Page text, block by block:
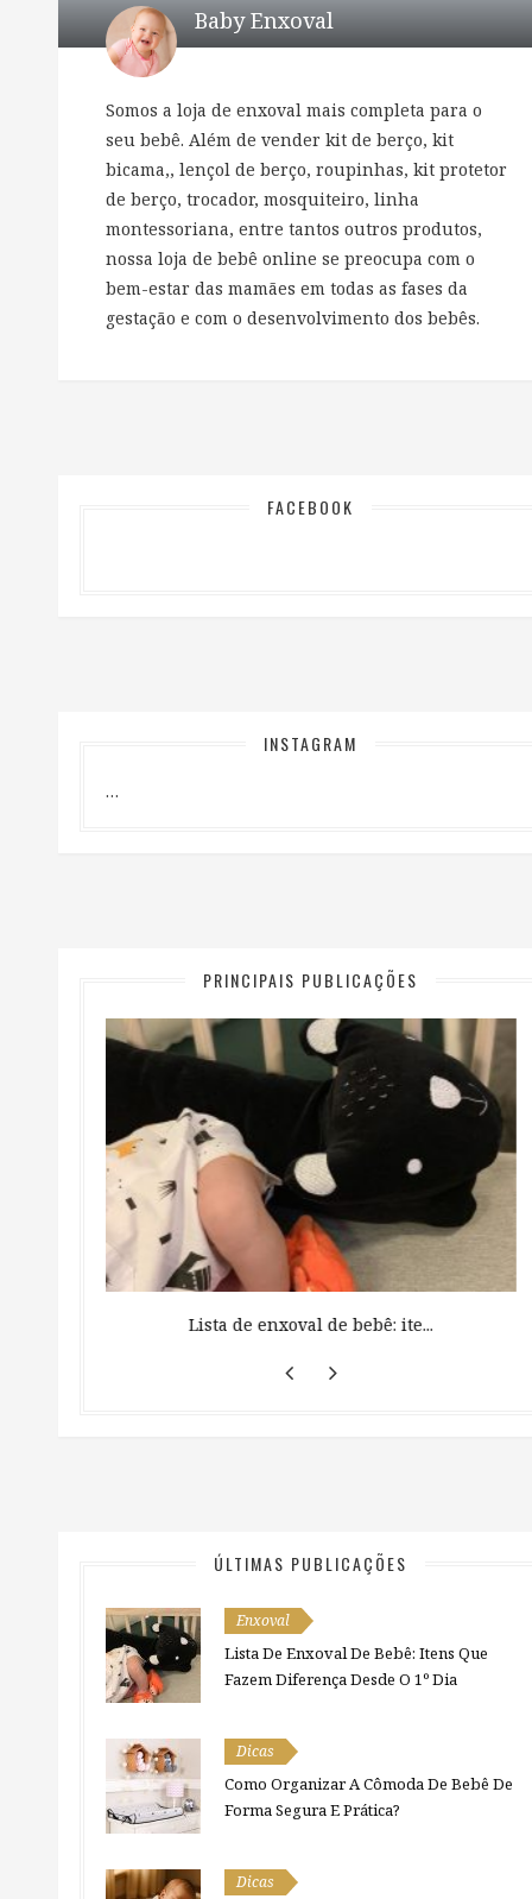
Baby Enxoval
Somos a loja de enxoval mais completa para o
seu bebê. Além de vender kit de berço, kit
bicama,, lençol de berço, roupinhas, kit protetor
de berço, trocador, mosquiteiro, linha
montessoriana, entre tantos outros produtos,
nossa loja de bebê online se preocupa com o
bem-estar das mamães em todas as fases da
gestação e com o desenvolvimento dos bebês.
FACEBOOK
INSTAGRAM
…
PRINCIPAIS PUBLICAÇÕES
Lista de enxoval de bebê: ite...
ÚLTIMAS PUBLICAÇÕES
Enxoval
Lista De Enxoval De Bebê: Itens Que
Fazem Diferença Desde O 1º Dia
Dicas
Como Organizar A Cômoda De Bebê De
Forma Segura E Prática?
Dicas